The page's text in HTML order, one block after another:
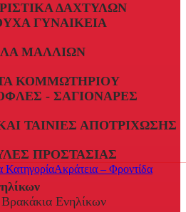
ΔΑΧΤΎΛΩΝ
ΓΥΝΑΙΚΕΊΑ
ΜΑΛΛΙΏΝ
ΚΟΜΜΩΤΗΡΊΟΥ
- ΣΑΓΙΟΝΆΡΕΣ
ΤΑΙΝΊΕΣ ΑΠΟΤΡΊΧΩΣΗΣ
ΠΡΟΣΤΑΣΊΑΣ
Ακράτεια – Φροντίδα
Ενηλίκων